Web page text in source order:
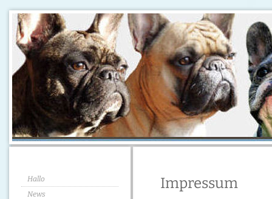
Hallo
News
Impressum